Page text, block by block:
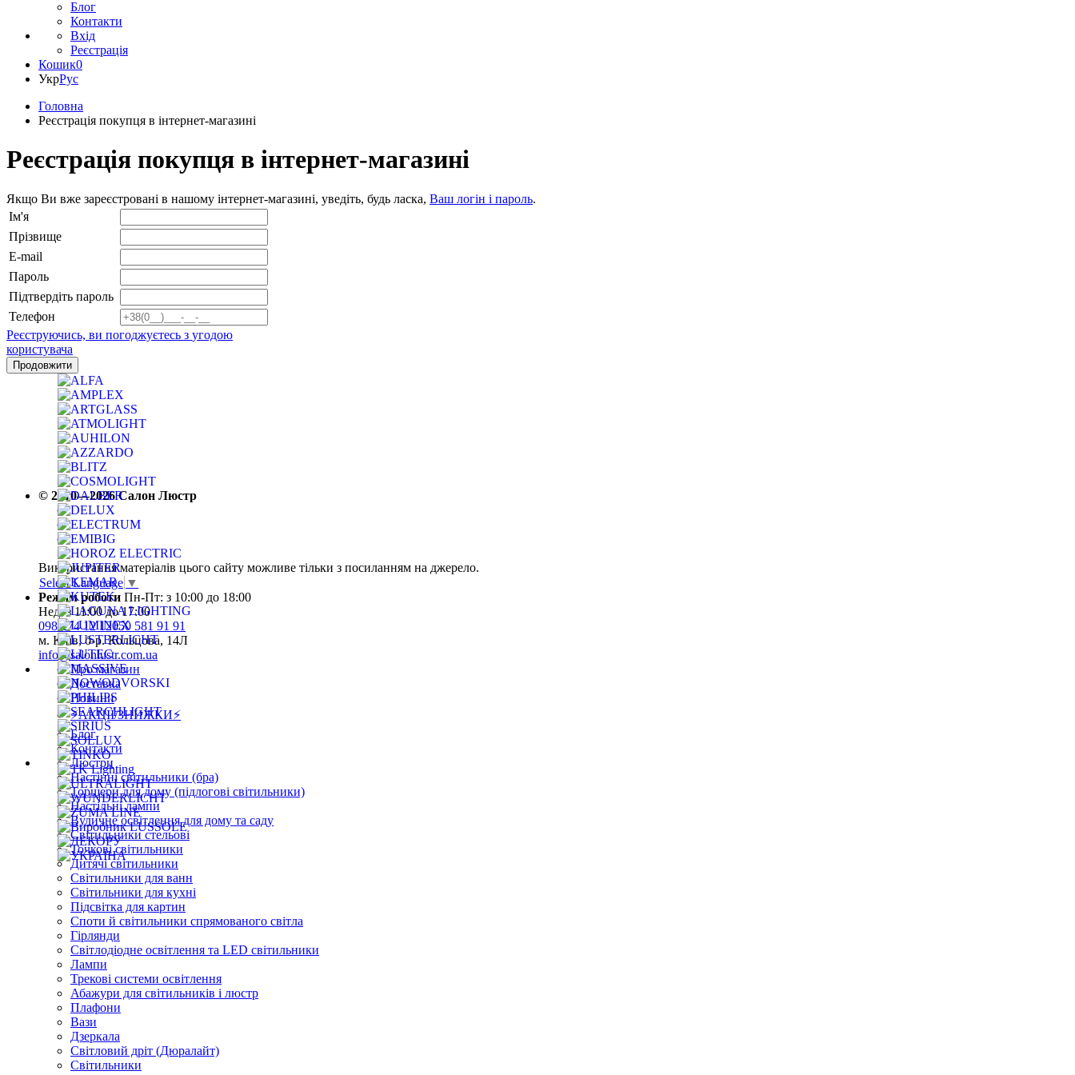
Блог
Контакти
Вхід
Реєстрація
Кошик0
УкрРус
Головна
Реєстрація покупця в інтернет-магазині
Реєстрація покупця в інтернет-магазині
Якщо Ви вже зареєстровані в нашому інтернет-магазині, уведіть, будь ласка, Ваш логін і пароль.
Ім'я
Прізвище
E-mail
Пароль
Підтвердіть пароль
Телефон
Реєструючись, ви погоджуєтесь з угодою
користувача
Продовжити
© 2010—2026 Салон Люстр
Використання матеріалів цього сайту можливе тільки з посиланням на джерело.
Select Language ▼
Режим роботи Пн-Пт: з 10:00 до 18:00
Нед: з 11:00 до 17:00
098 274 12 12050 581 91 91
м. Київ, б-р. Кольцова, 14Л
info@salonlustr.com.ua
Про магазин
Доставка
Новини
⚡АКЦІЇ/ЗНИЖКИ⚡
Блог
Контакти
Люстри
Настінні світильники (бра)
Торшери для дому (підлогові світильники)
Настільні лампи
Вуличне освітлення для дому та саду
Світильники стельові
Точкові світильники
Дитячі світильники
Світильники для ванн
Світильники для кухні
Підсвітка для картин
Споти й світильники спрямованого світла
Гірлянди
Світлодіодне освітлення та LED світильники
Лампи
Трекові системи освітлення
Абажури для світильників і люстр
Плафони
Вази
Дзеркала
Світловий дріт (Дюралайт)
Світильники